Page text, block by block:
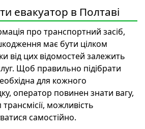
евакуатор в Полтаві
про транспортний засіб,
має бути цілком
від цих відомостей залежить
Щоб правильно підібрати
для кожного
оператор повинен знати вагу,
можливість
самостійно.